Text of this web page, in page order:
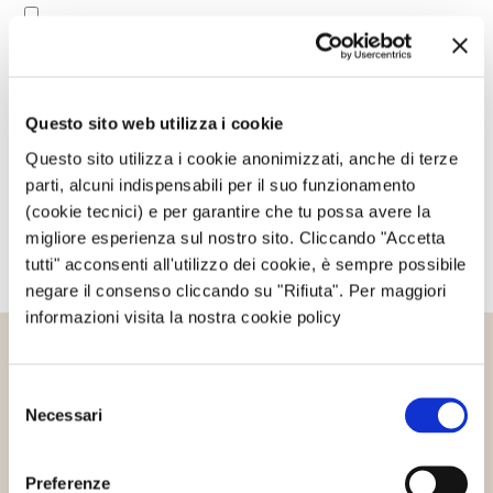
Questo sito web utilizza i cookie
Questo sito utilizza i cookie anonimizzati, anche di terze
parti, alcuni indispensabili per il suo funzionamento
(cookie tecnici) e per garantire che tu possa avere la
migliore esperienza sul nostro sito. Cliccando "Accetta
tutti" acconsenti all'utilizzo dei cookie, è sempre possibile
negare il consenso cliccando su "Rifiuta". Per maggiori
informazioni visita la nostra cookie policy
delNecessari
Preferenze
Avvertimi via email in caso di risposte al mio
Avvertimi via email alla pubblicazione di un nuovo
articolo.